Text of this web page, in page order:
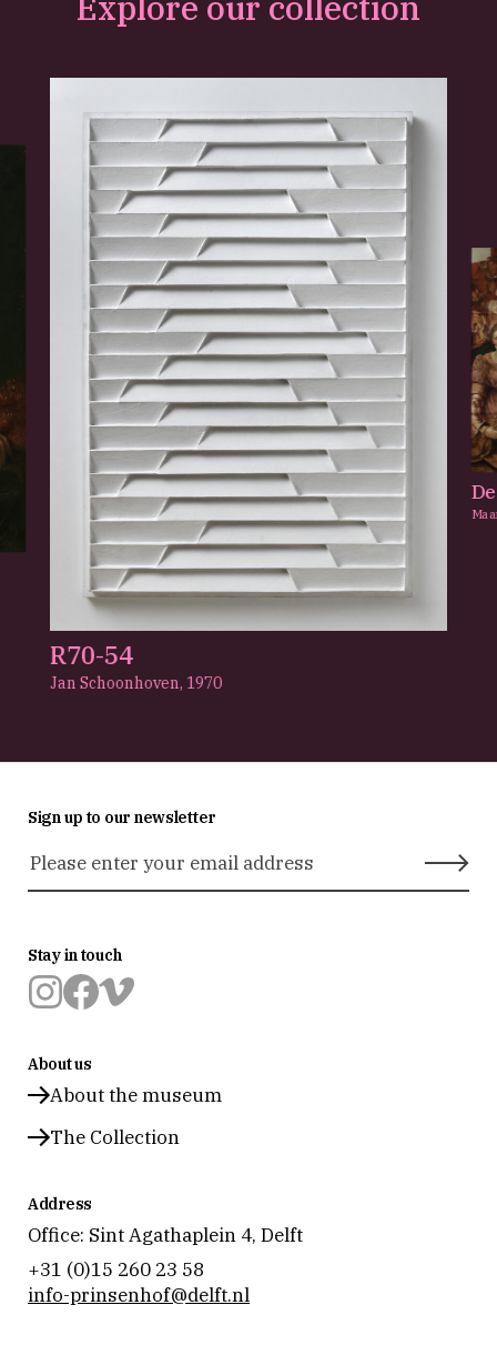
R70-54
Jan Schoonhoven, 1970
About us
About the museum
The Collection
Address
Office: Sint Agathaplein 4, Delft
+31 (0)15 260 23 58
info-prinsenhof@delft.nl
Sign up to our newsletter
Stay in touch
Delft
op
Delft
op op